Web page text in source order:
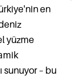
en
yüzme
sunuyor – bu